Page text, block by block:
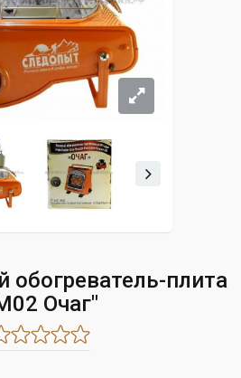
обогреватель-плита
Очаг"